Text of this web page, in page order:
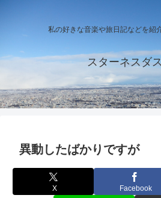
私の好きな音楽や旅日記などを紹
スターネスダ
異動したばかりですが
X Facebook